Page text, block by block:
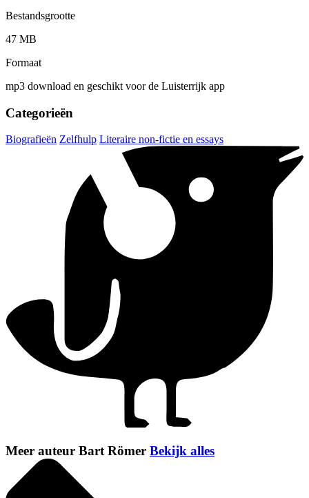
Bestandsgrootte
47 MB
Formaat
mp3 download en geschikt voor de Luisterrijk app
Categorieën
Biografieën Zelfhulp Literaire non-fictie en essays
Meer auteur Bart Römer Bekijk alles